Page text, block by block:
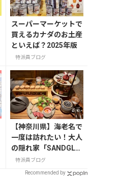
スーパーマーケットで
買えるカナダのお土産
といえば？2025年版
特派員ブログ
【神奈川県】海老名で
一度は訪れたい！大人
の隠れ家「SANDGLA
SS 熾火」で味わうア
フタヌーンティー
特派員ブログ
Recommended by